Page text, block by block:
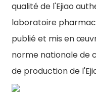
qualité de l'Ejiao
laboratoire
publié et mis en
norme nationale de
de production de